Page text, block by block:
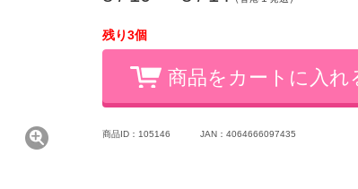
残り3個
商品をカートに入れ
商品ID：105146 JAN：4064666097435